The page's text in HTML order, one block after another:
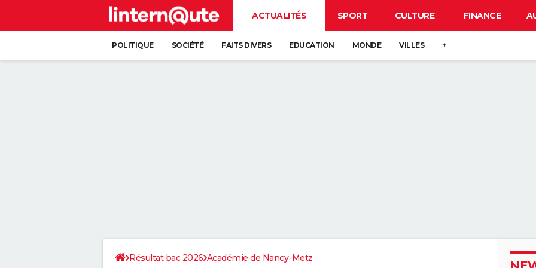
ACTUALITÉS SPORT CULTURE FINANCE
POLITIQUE SOCIÉTÉ FAITS DIVERS EDUCATION MONDE VILLES +
Résultat bac 2026 Académie de Nancy-Metz